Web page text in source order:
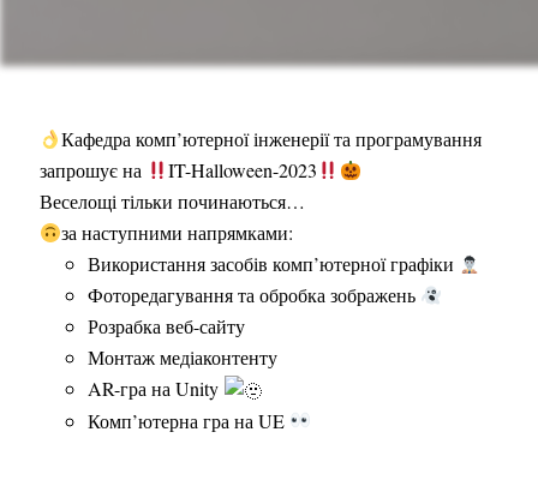
Кафедра комп’ютерної інженерії та програмування
запрошує на
IT-Halloween-2023
Веселощі тільки починаються…
за наступними напрямками:
Використання засобів комп’ютерної графіки
Фоторедагування та обробка зображень
Розрабка веб-сайту
Монтаж медіаконтенту
AR-гра на Unity
Комп’ютерна гра на UE